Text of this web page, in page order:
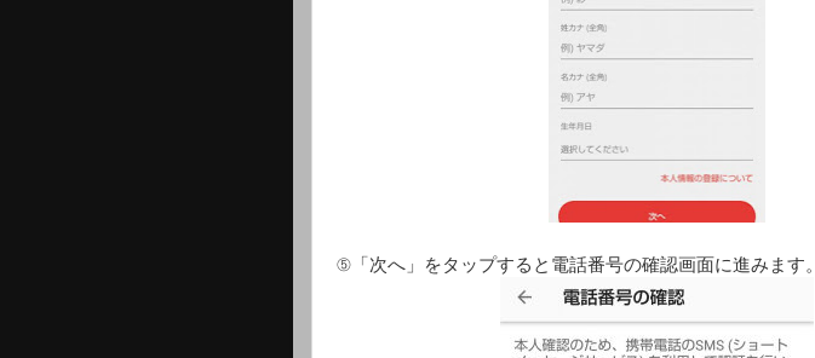
⑤「次へ」をタップすると電話番号の確認画面に進みます。